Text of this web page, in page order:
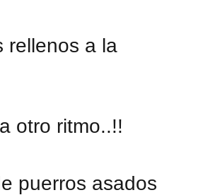
rellenos a la
otro ritmo..!!
puerros asados